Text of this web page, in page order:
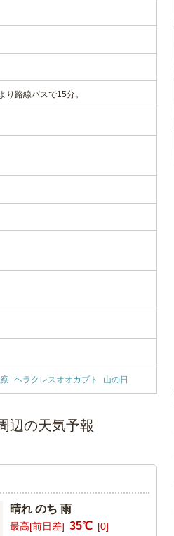
路線バスで15分。
ヘラクレスオオカブト 山の日
辺の天気予報
晴れ のち 雨
最高[前日差] 35℃ [0]